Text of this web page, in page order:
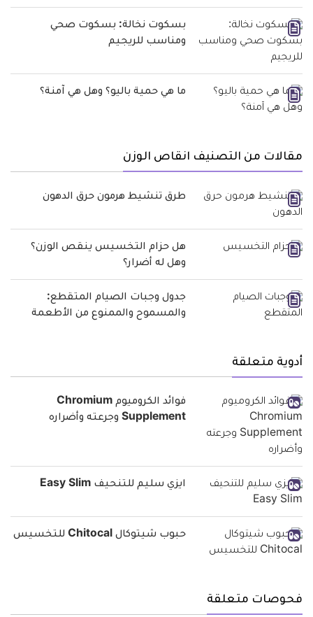
بسكوت نخالة: بسكوت صحي
ومناسب للريجيم
ما هي حمية باليو؟ وهل هي آمنة؟
مقالات من التصنيف انقاص الوزن
طرق تنشيط هرمون حرق الدهون
هل حزام التخسيس ينقص الوزن؟
وهل له أضرار؟
جدول وجبات الصيام المتقطع:
والمسموح والممنوع من الأطعمة
أدوية متعلقة
فوائد الكروميوم Chromium
Supplement وجرعته وأضراره
ايزي سليم للتنحيف Easy Slim
حبوب شيتوكال Chitocal للتخسيس
فحوصات متعلقة